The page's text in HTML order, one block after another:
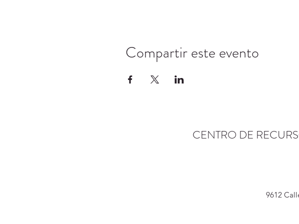
Compartir este evento
CENTRO DE
9612